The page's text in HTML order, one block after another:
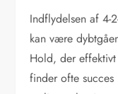
Indflydelsen af 4-
kan være
Hold, der
finder ofte